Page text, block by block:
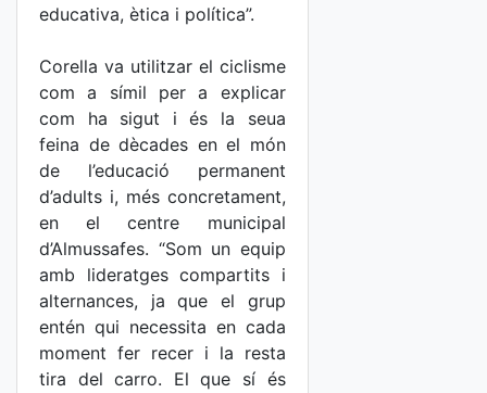
educativa, ètica i política”.
Corella va utilitzar el ciclisme
com a símil per a explicar
com ha sigut i és la seua
feina de dècades en el món
de l’educació permanent
d’adults i, més concretament,
en el centre municipal
d’Almussafes. “Som un equip
amb lideratges compartits i
alternances, ja que el grup
entén qui necessita en cada
moment fer recer i la resta
tira del carro. El que sí és